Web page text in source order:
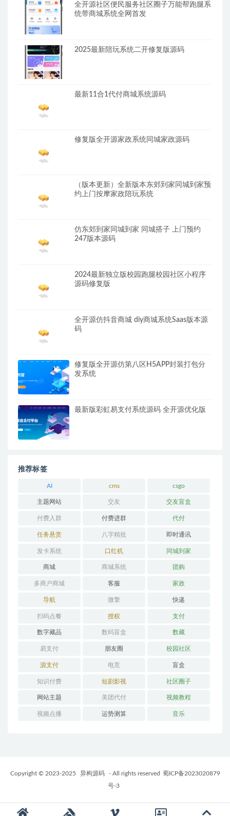
全开源社区便民服务社区圈子万能帮跑腿系
统带商城系统全网首发
2025最新陪玩系统二开修复版源码
最新11合1代付商城系统源码
修复版全开源家政系统同城家政源码
（版本更新）全新版本东郊到家同城到家预
约上门按摩家政陪玩系统
仿东郊到家同城到家 同城搭子 上门预约
247版本源码
2024最新独立版校园跑腿校园社区小程序
源码修复版
全开源仿抖音商城 diy商城系统Saas版本源
码
修复版全开源仿第八区H5APP封装打包分
发系统
最新版彩虹易支付系统源码 全开源优化版
推荐标签
AI cms csgo
主题网站 交友 交友盲盒
付费入群 付费进群 代付
任务悬赏 八字精批 即时通讯
发卡系统 口红机 同城到家
商城 商城系统 团购
多商户商城 客服 家政
导航 微擎 快递
扫码点餐 授权 支付
数字藏品 数码盲盒 数藏
易支付 朋友圈 校园社区
源支付 电竞 盲盒
知识付费 短剧影视 社区圈子
网站主题 美团代付 视频教程
视频点播 运势测算 音乐
Copyright © 2023-2025 异构源码 - All rights reserved 蜀ICP备2023020879
号-3